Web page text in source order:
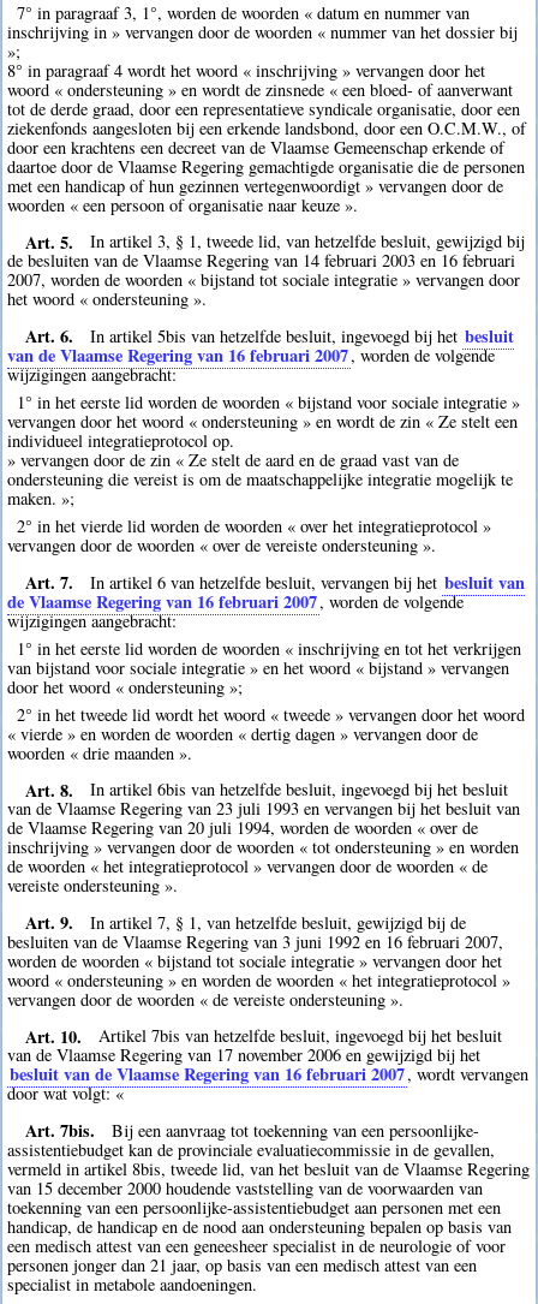
7° in paragraaf 3, 1°, worden de woorden « datum en nummer van
inschrijving in » vervangen door de woorden « nummer van het dossier bij
»;
8° in paragraaf 4 wordt het woord « inschrijving » vervangen door het
woord « ondersteuning » en wordt de zinsnede « een bloed- of aanverwant
tot de derde graad, door een representatieve syndicale organisatie, door een
ziekenfonds aangesloten bij een erkende landsbond, door een O.C.M.W., of
door een krachtens een decreet van de Vlaamse Gemeenschap erkende of
daartoe door de Vlaamse Regering gemachtigde organisatie die de personen
met een handicap of hun gezinnen vertegenwoordigt » vervangen door de
woorden « een persoon of organisatie naar keuze ».
Art. 5.
In artikel 3, § 1, tweede lid, van hetzelfde besluit, gewijzigd bij
de besluiten van de Vlaamse Regering van 14 februari 2003 en 16 februari
2007, worden de woorden « bijstand tot sociale integratie » vervangen door
het woord « ondersteuning ».
Art. 6. In artikel 5bis van hetzelfde besluit, ingevoegd bij het besluit
van de Vlaamse Regering van 16 februari 2007, worden de volgende
wijzigingen aangebracht:
1° in het eerste lid worden de woorden « bijstand voor sociale integratie »
vervangen door het woord « ondersteuning » en wordt de zin « Ze stelt een
individueel integratieprotocol op.
» vervangen door de zin « Ze stelt de aard en de graad vast van de
ondersteuning die vereist is om de maatschappelijke integratie mogelijk te
maken. »;
2° in het vierde lid worden de woorden « over het integratieprotocol »
vervangen door de woorden « over de vereiste ondersteuning ».
Art. 7. In artikel 6 van hetzelfde besluit, vervangen bij het besluit van
de Vlaamse Regering van 16 februari 2007, worden de volgende
wijzigingen aangebracht:
1° in het eerste lid worden de woorden « inschrijving en tot het verkrijgen
van bijstand voor sociale integratie » en het woord « bijstand » vervangen
door het woord « ondersteuning »;
2° in het tweede lid wordt het woord « tweede » vervangen door het woord
« vierde » en worden de woorden « dertig dagen » vervangen door de
woorden « drie maanden ».
Art. 8.
In artikel 6bis van hetzelfde besluit, ingevoegd bij het besluit
van de Vlaamse Regering van 23 juli 1993 en vervangen bij het besluit van
de Vlaamse Regering van 20 juli 1994, worden de woorden « over de
inschrijving » vervangen door de woorden « tot ondersteuning » en worden
de woorden « het integratieprotocol » vervangen door de woorden « de
vereiste ondersteuning ».
Art. 9.
In artikel 7, § 1, van hetzelfde besluit, gewijzigd bij de
besluiten van de Vlaamse Regering van 3 juni 1992 en 16 februari 2007,
worden de woorden « bijstand tot sociale integratie » vervangen door het
woord « ondersteuning » en worden de woorden « het integratieprotocol »
vervangen door de woorden « de vereiste ondersteuning ».
Art. 10.
Artikel 7bis van hetzelfde besluit, ingevoegd bij het besluit
van de Vlaamse Regering van 17 november 2006 en gewijzigd bij het
besluit van de Vlaamse Regering van 16 februari 2007, wordt vervangen
door wat volgt: «
Art. 7bis.
Bij een aanvraag tot toekenning van een persoonlijke-
assistentiebudget kan de provinciale evaluatiecommissie in de gevallen,
vermeld in artikel 8bis, tweede lid, van het besluit van de Vlaamse Regering
van 15 december 2000 houdende vaststelling van de voorwaarden van
toekenning van een persoonlijke-assistentiebudget aan personen met een
handicap, de handicap en de nood aan ondersteuning bepalen op basis van
een medisch attest van een geneesheer specialist in de neurologie of voor
personen jonger dan 21 jaar, op basis van een medisch attest van een
specialist in metabole aandoeningen.